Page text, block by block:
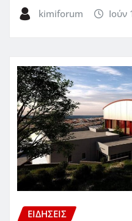
kimiforum Ιούν
ΕΙΔΗΣΕΙΣ